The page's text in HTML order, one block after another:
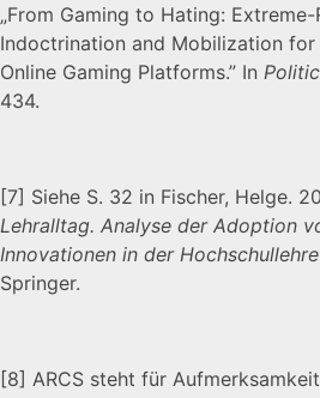
„From Gaming to Hating:
Indoctrination and Mobilization
Online Gaming Platforms.” In
434.
[7] Siehe S. 32 in Fischer, Helge.
Lehralltag. Analyse der Adoption
Innovationen in der Hochschullehre
Springer.
[8] ARCS steht für